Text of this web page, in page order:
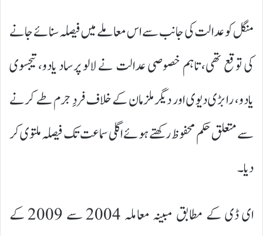
منگل کو عدالت کی جانب سے اس معاملے میں فیصلہ سنائے جانے
کی توقع تھی، تاہم خصوصی عدالت نے لالو پرساد یادو، تیجسوی
یادو، رابڑی دیوی اور دیگر ملزمان کے خلاف فردِ جرم طے کرنے
سے متعلق حکم محفوظ رکھتے ہوئے اگلی سماعت تک فیصلہ ملتوی کر
دیا۔
ای ڈی کے مطابق مبینہ معاملہ 2004 سے 2009 کے